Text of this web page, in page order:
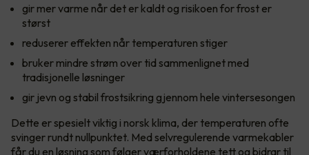
gir mer varme når det er kaldt og risikoen for frost er
størst
reduserer effekten når temperaturen stiger
bruker mindre strøm over tid sammenlignet med
tradisjonelle løsninger
gir jevn og stabil frostsikring gjennom hele vintersesongen
Dette er spesielt viktig i norsk klima, der temperaturen ofte
svinger rundt nullpunktet. Med selvregulerende varmekabler
får du en løsning som følger værforholdene tett og bidrar til